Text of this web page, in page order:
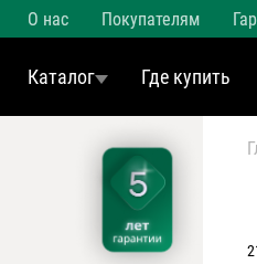
О нас Покупателям
Каталог Где купить